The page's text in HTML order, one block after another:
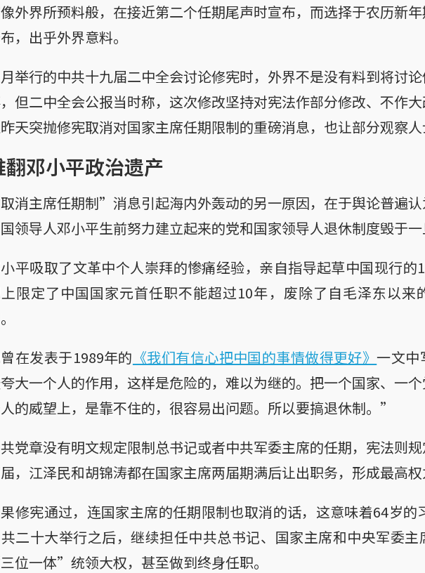
外界所预料般，在接近第二个任期尾声时宣布，而选择于农历新
，出乎外界意料。
月举行的中共十九届二中全会讨论修宪时，外界不是没有料到将讨
但二中全会公报当时称，这次修改坚持对宪法作部分修改、不作
天突抛修宪取消对国家主席任期限制的重磅消息，也让部分观察
翻邓小平政治遗产
消主席任期制”消息引起海内外轰动的另一原因，在于舆论普遍
领导人邓小平生前努力建立起来的党和国家领导人退休制度毁于
平吸取了文革中个人崇拜的惨痛经验，亲自指导起草中国现行的
限定了中国国家元首任职不能超过10年，废除了自毛泽东以来
在发表于1989年的 《我们有信心把中国的事情做得更好》一文
大一个人的作用，这样是危险的，难以为继的。把一个国家、一
的威望上，是靠不住的，很容易出问题。所以要搞退休制。”
党章没有明文规定限制总书记或者中共军委主席的任期，宪法则
，江泽民和胡锦涛都在国家主席两届期满后让出职务，形成最高
修宪通过，连国家主席的任期限制也取消的话，这意味着64岁的
二十大举行之后，继续担任中共总书记、国家主席和中央军委
位一体”统领大权，甚至做到终身任职。